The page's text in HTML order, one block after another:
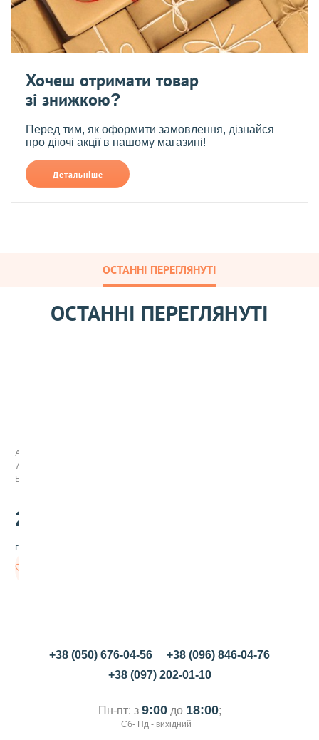
Хочеш отримати товар
зі знижкою?
Перед тим, як оформити замовлення, дізнайся
про діючі акції в нашому магазині!
Детальніше
ОСТАННІ ПЕРЕГЛЯНУТІ
ОСТАННІ ПЕРЕГЛЯНУТІ
з
у
р
н
е
к
и
Арт:
794176
В наявності
2800
грн/шт
+38 (050) 676-04-56
+38 (096) 846-04-76
+38 (097) 202-01-10
Пн-пт: з 9:00до 18:00;
Сб- Нд - вихідний